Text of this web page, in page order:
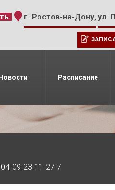
г. Ростов-на-Дону, ул.
Новости Расписание
04-09-23-11-27-7